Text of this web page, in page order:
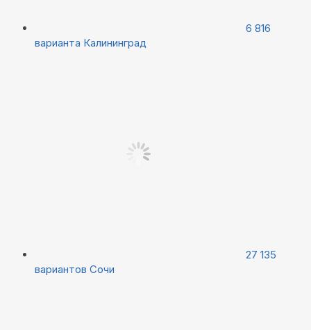
6 816
варианта Калининград
27 135
вариантов Сочи